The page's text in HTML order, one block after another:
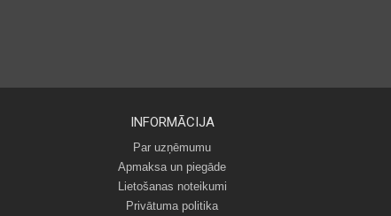
INFORMĀCIJA
Par uzņēmumu
Apmaksa un piegāde
Lietošanas noteikumi
Privātuma politika